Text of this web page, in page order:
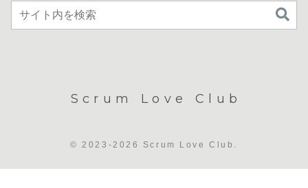
Scrum Love Club
© 2023-2026 Scrum Love Club.